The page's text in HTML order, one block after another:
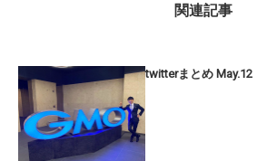
関連記事
twitterまとめ May.12